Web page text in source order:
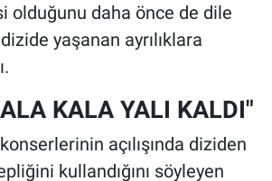
olduğunu daha önce de dile
yaşanan ayrılıklara
KALA YALI KALDI"
açılışında diziden
kullandığını söyleyen